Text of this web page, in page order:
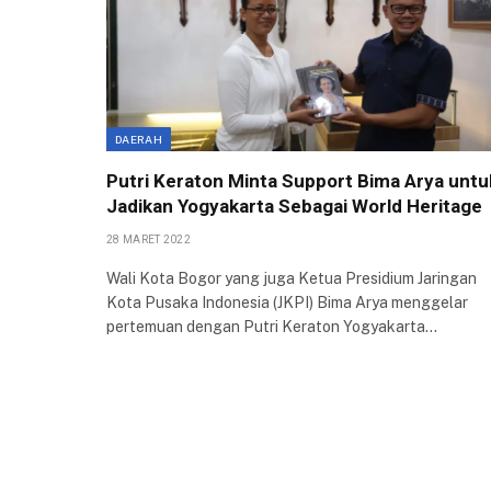
DAERAH
Putri Keraton Minta Support Bima Arya
Jadikan Yogyakarta Sebagai World Heritage
28 MARET 2022
Wali Kota Bogor yang juga Ketua Presidium Jaringan
Kota Pusaka Indonesia (JKPI) Bima Arya menggelar
pertemuan dengan Putri Keraton Yogyakarta…